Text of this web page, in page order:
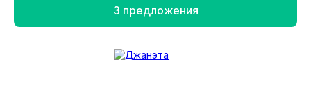
Приглашаем вас в гости с настоящим кавказским
станут ваши улыбки.
3 предложения